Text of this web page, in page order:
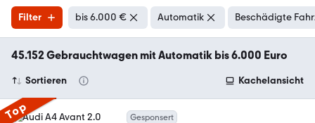
Filter bis 6.000 € Automatik Beschädigte
45.152 Gebrauchtwagen mit Automatik bis 6.000 Euro
Sortieren Kachelansicht
Top Gesponsert